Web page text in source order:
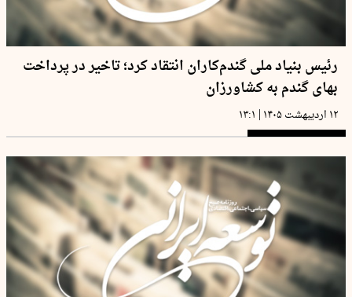
رئیس بنیاد ملی گندم‌کاران انتقاد کرد؛ تاخیر در پرداخت
بهای گندم به کشاورزان
۱۲ اردیبهشت ۱۴۰۵ | ۱۳:۱